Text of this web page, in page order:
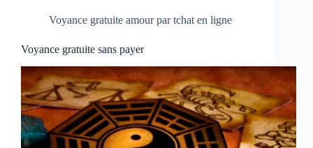
Voyance gratuite amour par tchat en ligne
Voyance gratuite sans payer